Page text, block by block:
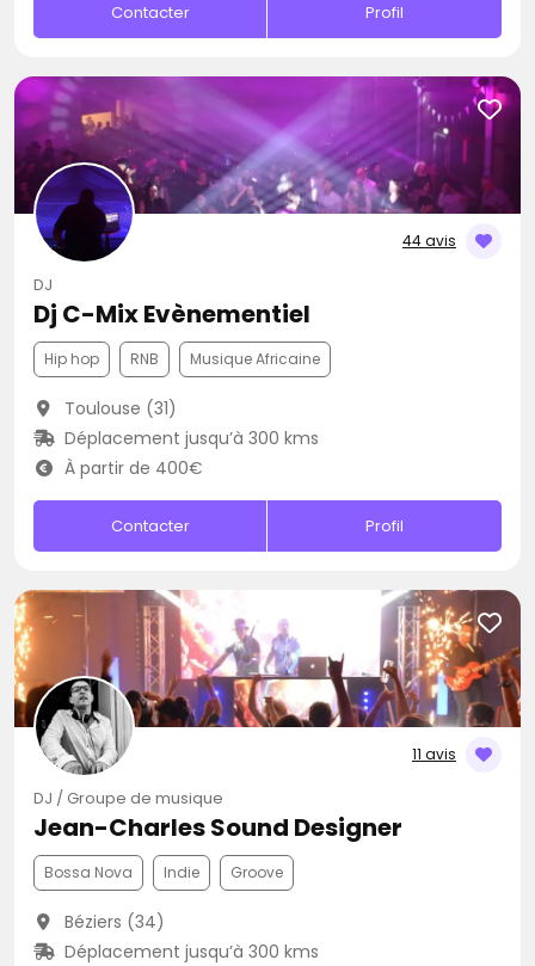
Contacter Profil
44 avis
DJ
Dj C-Mix Evènementiel
Hip hop RNB Musique Africaine
Toulouse (31)
Déplacement jusqu’à 300 kms
À partir de 400€
Contacter Profil
11 avis
DJ / Groupe de musique
Jean-Charles Sound Designer
Bossa Nova Indie Groove
Béziers (34)
Déplacement jusqu’à 300 kms